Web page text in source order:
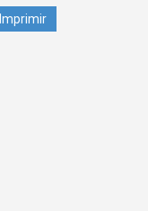
Imprimir